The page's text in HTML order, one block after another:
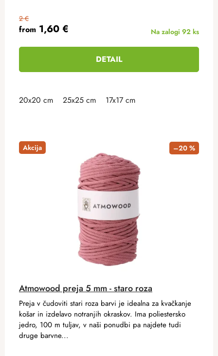
from 1,60 €
2 €
Na zalogi 92 ks
DETAIL
20x20 cm 25x25 cm 17x17 cm
Akcija –20 %
Atmowood preja 5 mm - staro roza
Preja v čudoviti stari roza barvi je idealna za kvačkanje
košar in izdelavo notranjih okraskov. Ima poliestersko
jedro, 100 m tuljav, v naši ponudbi pa najdete tudi
druge barvne...